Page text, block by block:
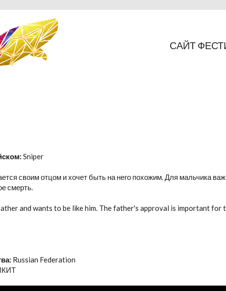
САЙТ
Sniper
своим отцом и хочет быть на него похожим. Для мальчика
смерть.
and wants to be like him. The father's approval is important
Russian Federation